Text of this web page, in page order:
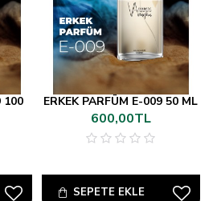
100
ERKEK PARFÜM E-009 50 ML
600,00TL
SEPETE EKLE